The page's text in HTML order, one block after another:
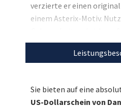
verzierte er einen
einem Asterix-Motiv.
Gelegenheit und sichern
einmalige Kunstwerk mit
Lieblingscomicfigur in
Herzenswünsche zu
Sie bieten auf eine
US-Dollarschein von